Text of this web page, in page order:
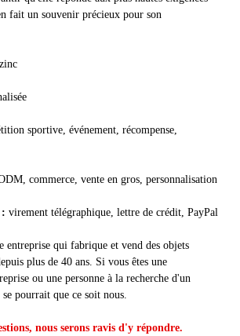
fait un souvenir précieux pour son
sportive, événement, récompense,
commerce, vente en gros, personnalisation
: virement télégraphique, lettre de crédit, PayPal
entreprise qui fabrique et vend des objets
plus de 40 ans. Si vous êtes une
ou une personne à la recherche d'un
pourrait que ce soit nous.
nous serons ravis d'y répondre.